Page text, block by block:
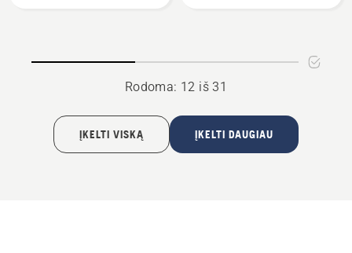
Rodoma: 12 iš 31
ĮKELTI VISKĄ ĮKELTI DAUGIAU